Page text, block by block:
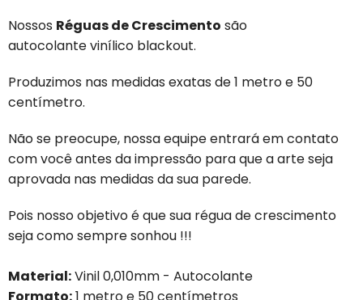
Nossos Réguas de Crescimento são
autocolante vinílico blackout.
Produzimos nas medidas exatas de 1 metro e 50
centímetro.
Não se preocupe, nossa equipe entrará em contato
com você antes da impressão para que a arte seja
aprovada nas medidas da sua parede.
Pois nosso objetivo é que sua régua de crescimento
seja como sempre sonhou !!!
Material:Vinil 0,010mm - Autocolante